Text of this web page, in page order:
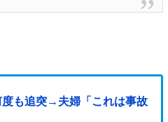
も追突→夫婦「これは事故